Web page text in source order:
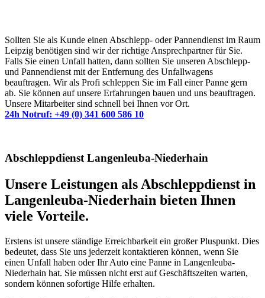
Sollten Sie als Kunde einen Abschlepp- oder Pannendienst im Raum
Leipzig benötigen sind wir der richtige Ansprechpartner für Sie.
Falls Sie einen Unfall hatten, dann sollten Sie unseren Abschlepp-
und Pannendienst mit der Entfernung des Unfallwagens
beauftragen. Wir als Profi schleppen Sie im Fall einer Panne gern
ab. Sie können auf unsere Erfahrungen bauen und uns beauftragen.
Unsere Mitarbeiter sind schnell bei Ihnen vor Ort.
24h Notruf: +49 (0) 341 600 586 10
Abschleppdienst Langenleuba-Niederhain
Unsere Leistungen als Abschleppdienst in
Langenleuba-Niederhain bieten Ihnen
viele Vorteile.
Erstens ist unsere ständige Erreichbarkeit ein großer Pluspunkt. Dies
bedeutet, dass Sie uns jederzeit kontaktieren können, wenn Sie
einen Unfall haben oder Ihr Auto eine Panne in Langenleuba-
Niederhain hat. Sie müssen nicht erst auf Geschäftszeiten warten,
sondern können sofortige Hilfe erhalten.